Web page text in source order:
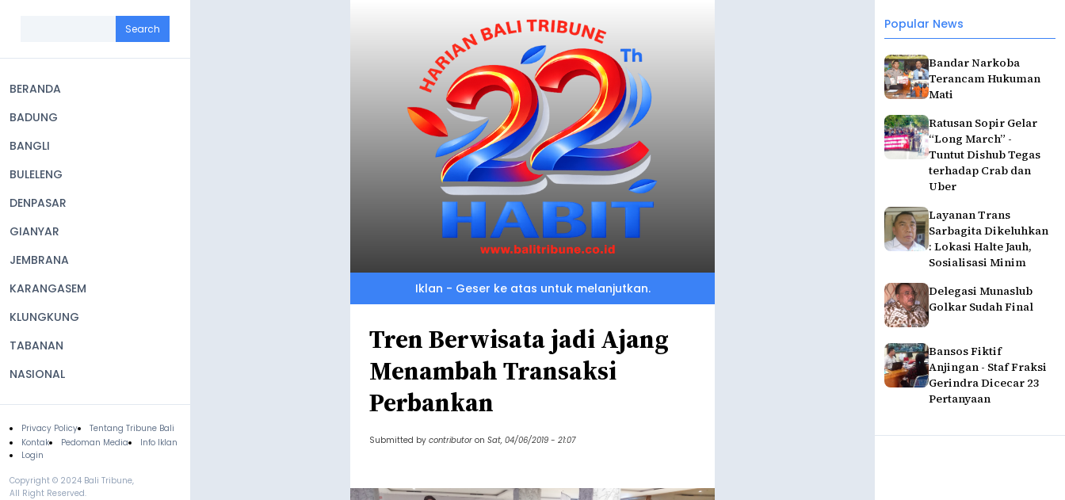
navigation
BERANDA
BADUNG
BANGLI
BULELENG
DENPASAR
GIANYAR
JEMBRANA
KARANGASEM
KLUNGKUNG
TABANAN
NASIONAL
Footer
Privacy Policy
Tentang Tribune Bali
Kontak
Pedoman Media
Info Iklan
Login
Copyright © 2024 Bali Tribune,
All Right Reserved.
Popular News
Bandar Narkoba
Terancam Hukuman
Mati
Ratusan Sopir Gelar
“Long March” -
Tuntut Dishub Tegas
terhadap Crab dan
Uber
Layanan Trans
Sarbagita Dikeluhkan
: Lokasi Halte Jauh,
Sosialisasi Minim
Delegasi Munaslub
Golkar Sudah Final
Bansos Fiktif
Anjingan - Staf Fraksi
Gerindra Dicecar 23
Pertanyaan
Iklan - Geser ke atas untuk melanjutkan.
Tren Berwisata jadi Ajang
Menambah Transaksi
Perbankan
Submitted by contributor on Sat, 04/06/2019 - 21:07